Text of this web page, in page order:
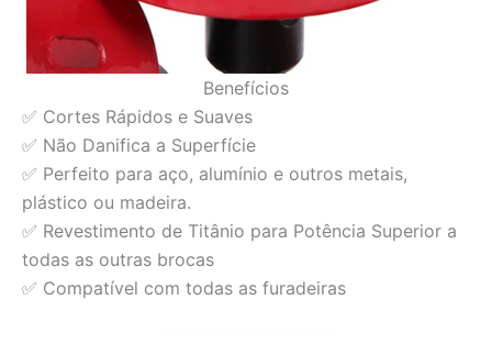
Benefícios
✅ Cortes Rápidos e Suaves
✅ Não Danifica a Superfície
✅ Perfeito para aço, alumínio e outros metais,
plástico ou madeira.
✅ Revestimento de Titânio para Potência Superior a
todas as outras brocas
✅ Compatível com todas as furadeiras